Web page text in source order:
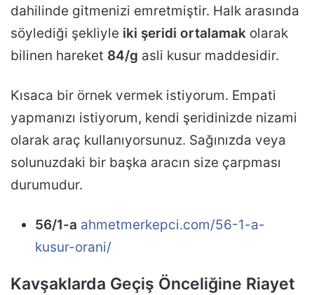
dahilinde gitmenizi emretmiştir. Halk arasında
söylediği şekliyle iki şeridi ortalamak olarak
bilinen hareket 84/g asli kusur maddesidir.
Kısaca bir örnek vermek istiyorum. Empati
yapmanızı istiyorum, kendi şeridinizde nizami
olarak araç kullanıyorsunuz. Sağınızda veya
solunuzdaki bir başka aracın size çarpması
durumudur.
56/1-a ahmetmerkepci.com/56-1-a-
kusur-orani/
Kavşaklarda Geçiş Önceliğine Riayet